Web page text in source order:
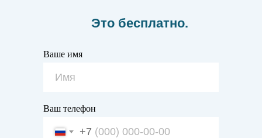
Ваше имя
Ваш телефон
+7
Это бесплатно.